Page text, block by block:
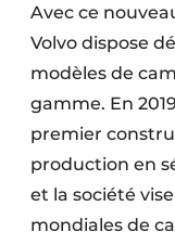
Avec ce
Volvo dispose
modèles de
gamme. En
premier
production en
et la société
mondiales de